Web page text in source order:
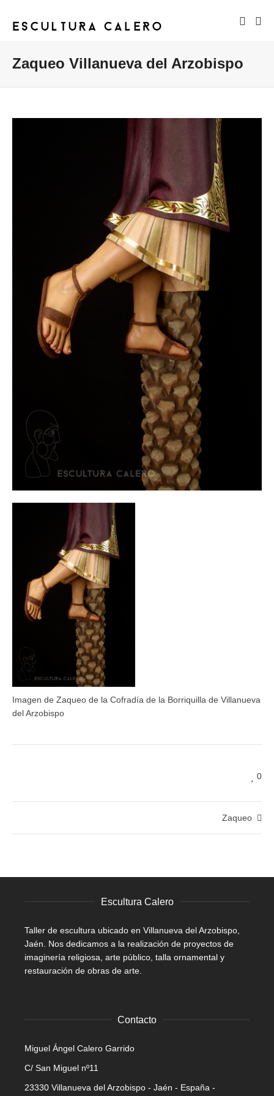
Zaqueo Villanueva del Arzobispo
Imagen de Zaqueo de la Cofradía de la Borriquilla de Villanueva
del Arzobispo
0
Zaqueo
Escultura Calero
Taller de escultura ubicado en Villanueva del Arzobispo,
Jaén. Nos dedicamos a la realización de proyectos de
imaginería religiosa, arte público, talla ornamental y
restauración de obras de arte.
Contacto
Miguel Ángel Calero Garrido
C/ San Miguel nº11
23330 Villanueva del Arzobispo - Jaén - España -